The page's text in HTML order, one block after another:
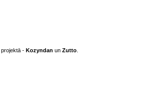
projektā - Kozyndan un Zutto